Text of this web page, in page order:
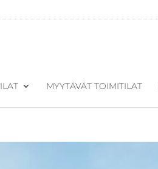
MYYTÄVÄT TOIMITILAT